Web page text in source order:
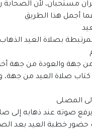
مستحبان، لأن
أجمل هذا الطريق
بصلاة العيد
من جهة والعودة من جهة
صلاة العيد من جهة،
المصلى
صوته عند ذهابه إلى
خطبة العيد بعد